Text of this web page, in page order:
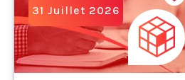
31 Juillet 2026